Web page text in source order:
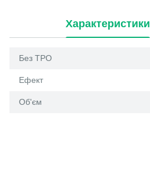
Характеристики
Без ТРО
Ефект
Об'єм